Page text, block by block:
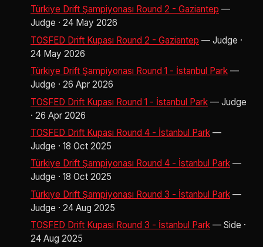
Türkiye Drift Şampiyonası Round 2 - Gaziantep —
Judge · 24 May 2026
TOSFED Drift Kupası Round 2 - Gaziantep — Judge ·
24 May 2026
Türkiye Drift Şampiyonası Round 1 - İstanbul Park —
Judge · 26 Apr 2026
TOSFED Drift Kupası Round 1 - İstanbul Park — Judge
· 26 Apr 2026
TOSFED Drift Kupası Round 4 - İstanbul Park —
Judge · 18 Oct 2025
Türkiye Drift Şampiyonası Round 4 - İstanbul Park —
Judge · 18 Oct 2025
Türkiye Drift Şampiyonası Round 3 - İstanbul Park —
Judge · 24 Aug 2025
TOSFED Drift Kupası Round 3 - İstanbul Park — Side ·
24 Aug 2025